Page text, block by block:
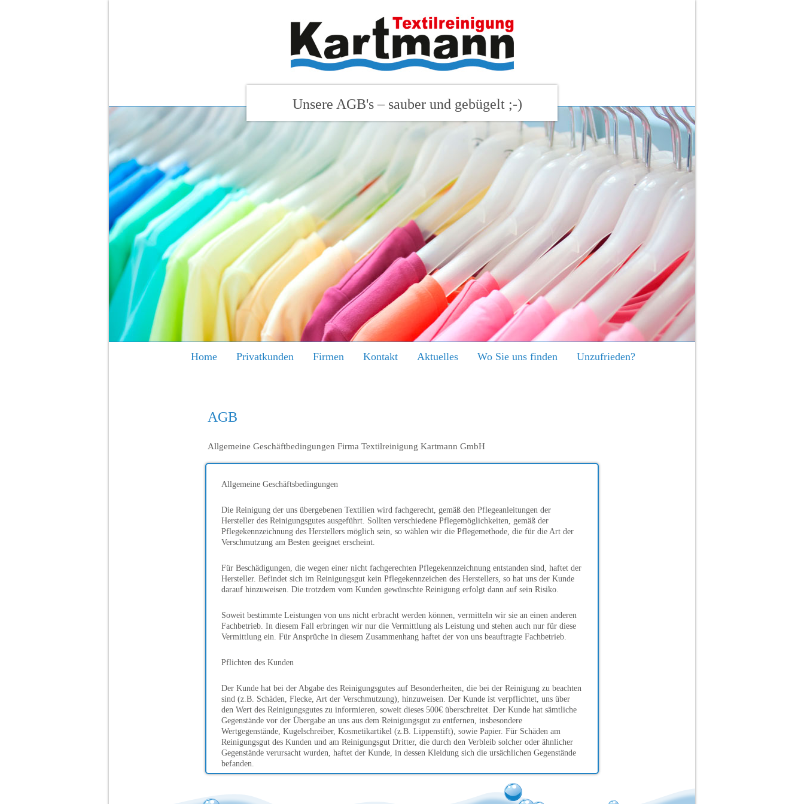
Unsere AGB's – sauber und gebügelt ;-)
Home Privatkunden Firmen Kontakt Aktuelles Wo Sie uns finden Unzufrieden?
AGB
Allgemeine Geschäftbedingungen Firma Textilreinigung Kartmann GmbH
Allgemeine Geschäftsbedingungen
Die Reinigung der uns übergebenen Textilien wird fachgerecht, gemäß den Pflegeanleitungen der
Hersteller des Reinigungsgutes ausgeführt. Sollten verschiedene Pflegemöglichkeiten, gemäß der
Pflegekennzeichnung des Herstellers möglich sein, so wählen wir die Pflegemethode, die für die Art der
Verschmutzung am Besten geeignet erscheint.
Für Beschädigungen, die wegen einer nicht fachgerechten Pflegekennzeichnung entstanden sind, haftet der
Hersteller. Befindet sich im Reinigungsgut kein Pflegekennzeichen des Herstellers, so hat uns der Kunde
darauf hinzuweisen. Die trotzdem vom Kunden gewünschte Reinigung erfolgt dann auf sein Risiko.
Soweit bestimmte Leistungen von uns nicht erbracht werden können, vermitteln wir sie an einen anderen
Fachbetrieb. In diesem Fall erbringen wir nur die Vermittlung als Leistung und stehen auch nur für diese
Vermittlung ein. Für Ansprüche in diesem Zusammenhang haftet der von uns beauftragte Fachbetrieb.
Pflichten des Kunden
Der Kunde hat bei der Abgabe des Reinigungsgutes auf Besonderheiten, die bei der Reinigung zu beachten
sind (z.B. Schäden, Flecke, Art der Verschmutzung), hinzuweisen. Der Kunde ist verpflichtet, uns über
den Wert des Reinigungsgutes zu informieren, soweit dieses 500€ überschreitet. Der Kunde hat sämtliche
Gegenstände vor der Übergabe an uns aus dem Reinigungsgut zu entfernen, insbesondere
Wertgegenstände, Kugelschreiber, Kosmetikartikel (z.B. Lippenstift), sowie Papier. Für Schäden am
Reinigungsgut des Kunden und am Reinigungsgut Dritter, die durch den Verbleib solcher oder ähnlicher
Gegenstände verursacht wurden, haftet der Kunde, in dessen Kleidung sich die ursächlichen Gegenstände
befanden.